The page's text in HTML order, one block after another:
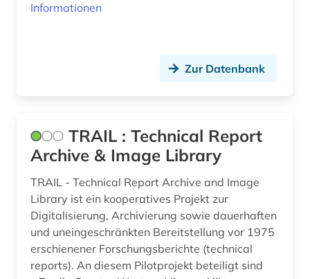
Informationen
Zur Datenbank
TRAIL : Technical Report
Archive & Image Library
TRAIL - Technical Report Archive and Image
Library ist ein kooperatives Projekt zur
Digitalisierung, Archivierung sowie dauerhaften
und uneingeschränkten Bereitstellung vor 1975
erschienener Forschungsberichte (technical
reports). An diesem Pilotprojekt beteiligt sind